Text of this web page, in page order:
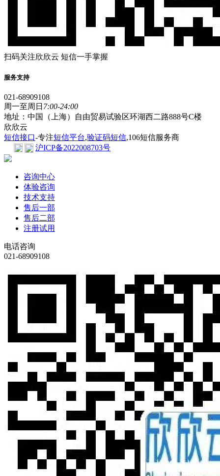
扫码关注欣欣云 短信一手掌握
服务支持
021-68909108
周一至周日 7:00-24:00
地址：中国（上海）自由贸易试验区环湖西二路888号C楼
欣欣云
短信接口-专注短信平台,验证码短信,106短信服务商
沪ICP备2022008703号
咨询中心
体验咨询
技术支持
售后一部
售后二部
注册试用
电话咨询
021-68909108